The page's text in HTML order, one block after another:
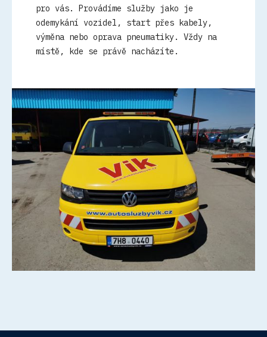
pro vás. Provádíme služby jako je
odemykání vozidel, start přes kabely,
výměna nebo oprava pneumatiky. Vždy na
místě, kde se právě nacházíte.